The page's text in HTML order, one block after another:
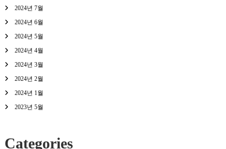
2024년 7월
2024년 6월
2024년 5월
2024년 4월
2024년 3월
2024년 2월
2024년 1월
2023년 5월
Categories